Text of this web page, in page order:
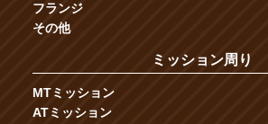
フランジ
その他
ミッション周り
MTミッション
ATミッション